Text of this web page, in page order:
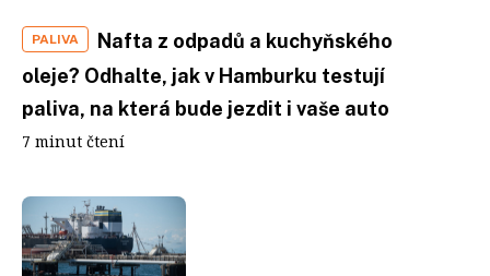
PALIVA
Nafta z odpadů a kuchyňského
oleje? Odhalte, jak v Hamburku testují
paliva, na která bude jezdit i vaše auto
7 minut čtení